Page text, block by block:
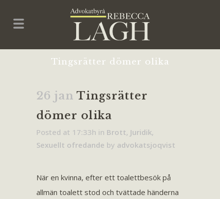
Tingsrätter dömer olika
26 jan Tingsrätter
dömer olika
Posted at 17:33h in Brott, Juridik,
Sexuellt ofredande by advokatsjoqvist
När en kvinna, efter ett toalettbesök på
allmän toalett stod och tvättade händerna